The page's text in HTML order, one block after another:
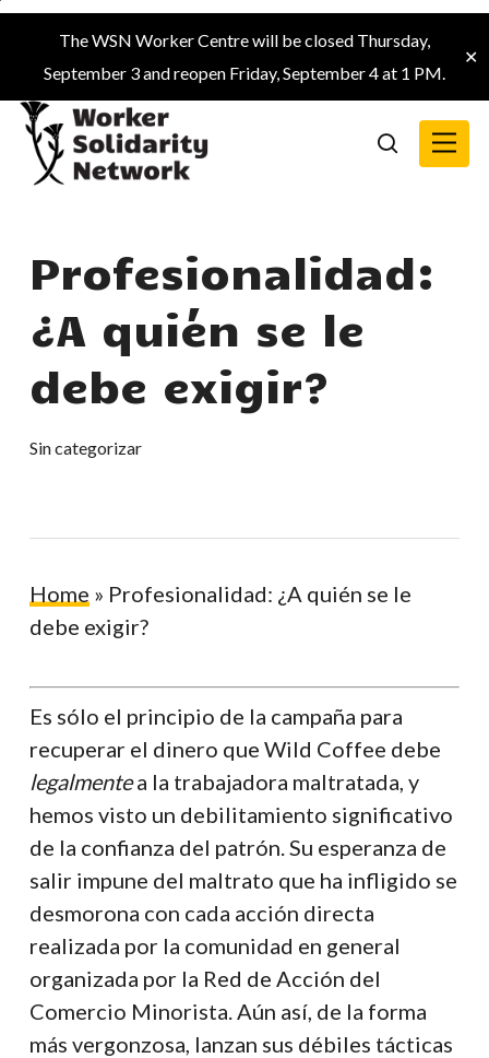
Skip
main
content
The WSN Worker Centre will be closed Thursday,
September 3 and reopen Friday, September 4 at 1 PM.
✕
search
Menu
Profesionalidad:
¿A quién se le
debe exigir?
Sin categorizar
Home » Profesionalidad: ¿A quién se le
debe exigir?
Es sólo el principio de la campaña para
recuperar el dinero que Wild Coffee debe
legalmentea la trabajadora maltratada, y
hemos visto un debilitamiento significativo
de la confianza del patrón. Su esperanza de
salir impune del maltrato que ha infligido se
desmorona con cada acción directa
realizada por la comunidad en general
organizada por la Red de Acción del
Comercio Minorista. Aún así, de la forma
más vergonzosa, lanzan sus débiles tácticas